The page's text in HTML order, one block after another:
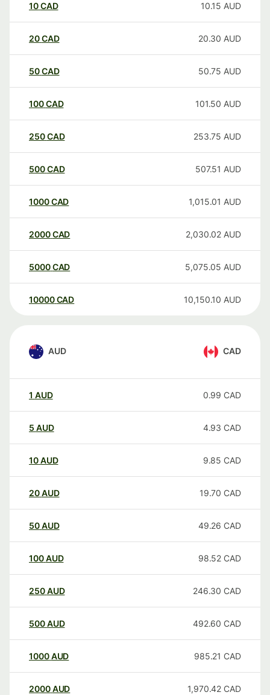
10CAD 10.15 AUD
20CAD 20.30 AUD
50CAD 50.75 AUD
100CAD 101.50 AUD
250CAD 253.75 AUD
500CAD 507.51 AUD
1000CAD 1,015.01 AUD
2000CAD 2,030.02 AUD
5000CAD 5,075.05 AUD
10000 CAD 10,150.10 AUD
AUD CAD
1 AUD 0.99 CAD
5 AUD 4.93 CAD
10AUD 9.85 CAD
20AUD 19.70 CAD
50AUD 49.26 CAD
100AUD 98.52 CAD
250AUD 246.30 CAD
500AUD 492.60 CAD
1000AUD 985.21 CAD
2000AUD 1,970.42 CAD